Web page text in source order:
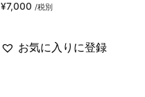
¥7,000 /税別
お気に入りに登録